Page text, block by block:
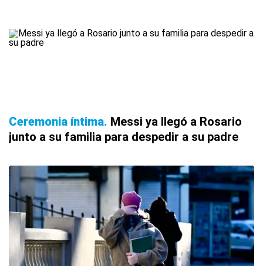
Ceremonia íntima Messi ya llegó a Rosario
junto a su familia para despedir a su padre